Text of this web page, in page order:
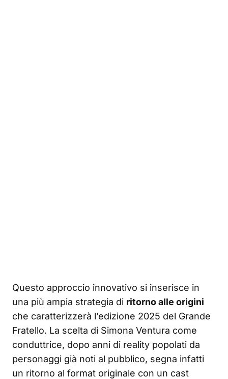
Questo approccio innovativo si inserisce in
una più ampia strategia di ritorno alle origini
che caratterizzerà l’edizione 2025 del Grande
Fratello. La scelta di Simona Ventura come
conduttrice, dopo anni di reality popolati da
personaggi già noti al pubblico, segna infatti
un ritorno al format originale con un cast